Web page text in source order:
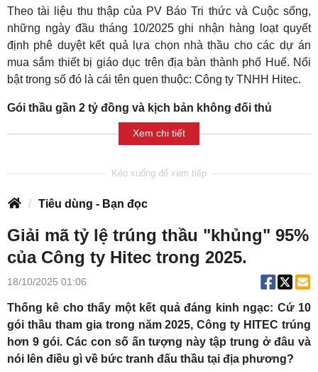
Theo tài liệu thu thập của PV Báo Tri thức và Cuộc sống,
những ngày đầu tháng 10/2025 ghi nhận hàng loạt quyết
định phê duyệt kết quả lựa chọn nhà thầu cho các dự án
mua sắm thiết bị giáo dục trên địa bàn thành phố Huế. Nổi
bật trong số đó là cái tên quen thuộc: Công ty TNHH Hitec.
Gói thầu gần 2 tỷ đồng và kịch bản không đối thủ
Xem chi tiết
Tiêu dùng - Bạn đọc
Giải mã tỷ lệ trúng thầu "khủng" 95%
của Công ty Hitec trong 2025.
18/10/2025 01:06
Thống kê cho thấy một kết quả đáng kinh ngạc: Cứ 10
gói thầu tham gia trong năm 2025, Công ty HITEC trúng
hơn 9 gói. Các con số ấn tượng này tập trung ở đâu và
nói lên điều gì về bức tranh đấu thầu tại địa phương?